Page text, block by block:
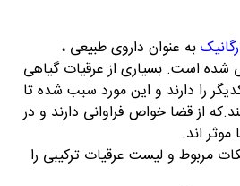
به عنوان داروی طبیعی ،
شده است. بسیاری از عرقیات گیاهی
را دارند و این مورد سبب شده تا
از قضا خواص فراوانی دارند و در
موثر اند.
مربوط و لیست عرقیات ترکیبی را